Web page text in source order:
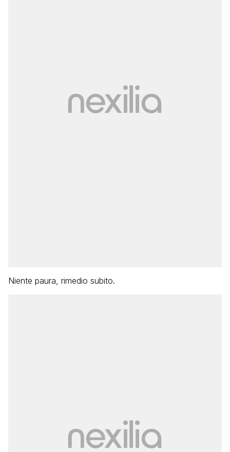
Niente paura, rimedio subito.